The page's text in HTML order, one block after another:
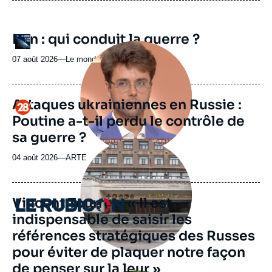
Logo
URL
de
Spotify
Iran : qui conduit la guerre ?
07 août 2026—Nom
journal,
revue
ou
émission
Le monde selon l'Ifri
Logo
Image
principale
médiatique
Attaques ukrainiennes en Russie :
Poutine a-t-il perdu le contrôle de
sa guerre ?
04 août 2026—Nom
journal,
revue
ou
émission
ARTE
Logo
Image
principale
médiatique
Vincent Tourret : « Il est
indispensable de saisir les
références stratégiques des Russes
pour éviter de plaquer notre façon